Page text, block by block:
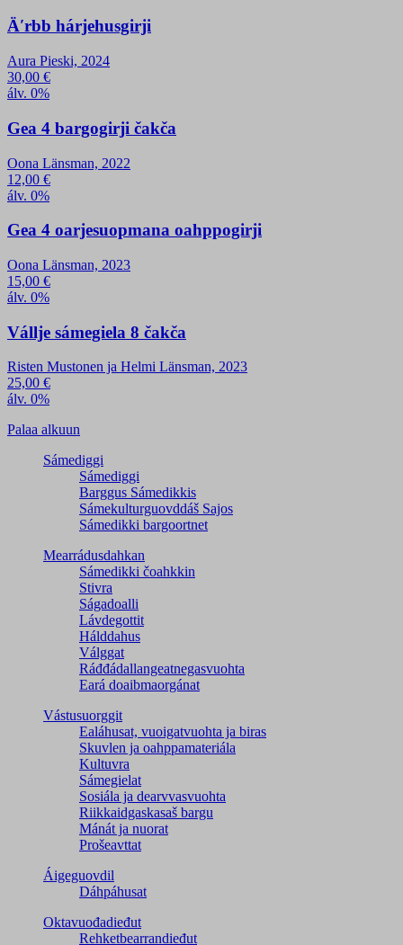
Äʹrbb hárjehusgirji
Aura Pieski, 2024
30,00 €
álv. 0%
Gea 4 bargogirji čakča
Oona Länsman, 2022
12,00 €
álv. 0%
Gea 4 oarjesuopmana oahppogirji
Oona Länsman, 2023
15,00 €
álv. 0%
Vállje sámegiela 8 čakča
Risten Mustonen ja Helmi Länsman, 2023
25,00 €
álv. 0%
Palaa alkuun
Sámediggi
Sámediggi
Barggus Sámedikkis
Sámekulturguovddáš Sajos
Sámedikki bargoortnet
Mearrádusdahkan
Sámedikki čoahkkin
Stivra
Ságadoalli
Lávdegottit
Hálddahus
Válggat
Ráđđádallangeatnegas­vuohta
Eará doaibmaorgánat
Vástusuorggit
Ealáhusat, vuoigatvuohta ja biras
Skuvlen ja oahppamateriála
Kultuvra
Sámegielat
Sosiála ja dearvvasvuohta
Riikkaidgaskasaš bargu
Mánát ja nuorat
Prošeavttat
Áigeguovdil
Dáhpáhusat
Oktavuođadieđut
Rehketbearrandieđut